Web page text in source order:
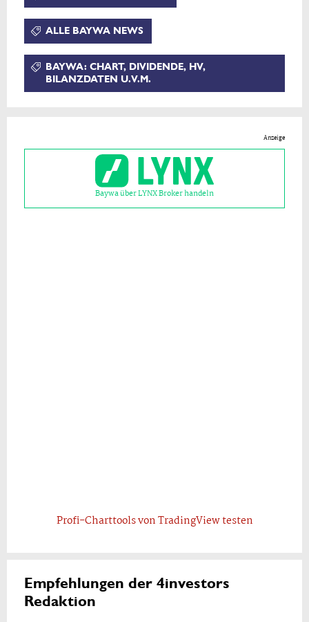
ALLE BAYWA NEWS
BAYWA: CHART, DIVIDENDE, HV,
BILANZDATEN U.V.M.
Anzeige
Baywa über LYNX Broker handeln
Profi-Charttools von TradingView testen
Empfehlungen der 4investors
Redaktion